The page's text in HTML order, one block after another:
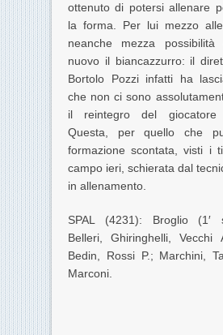
ottenuto di potersi allenare
la forma. Per lui mezzo
neanche mezza
nuovo il biancazzurro: il
Bortolo Pozzi infatti ha
che non ci sono
il reintegro del giocatore
Questa, per quello che
formazione scontata, visti i
campo ieri, schierata dal
in allenamento.
SPAL (4231): Broglio (1′
Belleri, Ghiringhelli, Vecchi
Bedin, Rossi P.; Marchini,
Marconi.